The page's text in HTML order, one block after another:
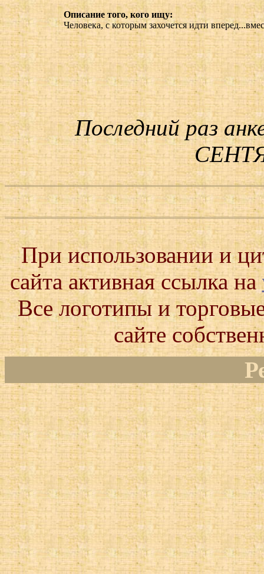
Описание того, кого ищу:
Человека, с которым захочется идти
Последний раз
При использовании и
сайта активная ссылка на
Все логотипы и
сайте